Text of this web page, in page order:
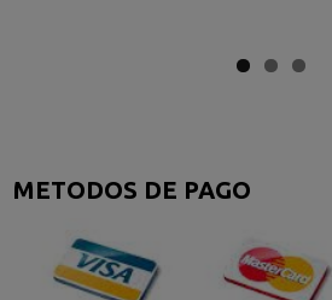
METODOS DE PAGO